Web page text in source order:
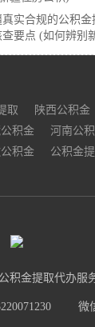
真实合规的公积
要点 (如何辨别
取 陕西公积金
积金 河南公
积金 公积金
积金提取代办服
微